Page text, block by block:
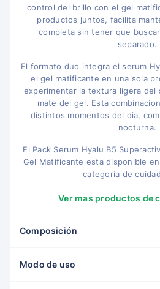
control del brillo con el gel
productos juntos, facilita
completa sin tener que
separado.
El formato duo integra el serum
el gel matificante en una sola
experimentar la textura ligera del
mate del gel. Esta
distintos momentos del dia,
nocturna.
El Pack Serum Hyalu B5
Gel Matificante esta disponible
categoria de
Ver mas productos de
Composición
Modo de uso